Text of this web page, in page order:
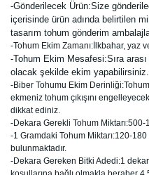
-Gönderilecek Ürün:Size
içerisinde ürün adında belirtilen
tasarım tohum gönderim
-Tohum Ekim Zamanı:İlkbahar, yaz
-Tohum Ekim Mesafesi:Sıra
olacak şekilde ekim yapabilirsiniz.
-Biber Tohumu Ekim
ekmeniz tohum çıkışını
dikkat ediniz.
-Dekara Gerekli Tohum Miktarı:500-
-1 Gramdaki Tohum Miktarı:120-
bulunmaktadır.
-Dekara Gereken Bitki Adedi:1